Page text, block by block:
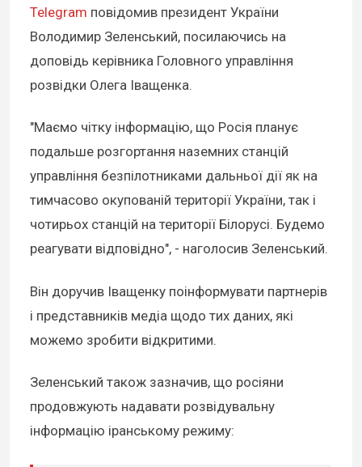
Telegram повідомив президент України
Володимир Зеленський, посилаючись на
доповідь керівника Головного управління
розвідки Олега Іващенка.
"Маємо чітку інформацію, що Росія планує
подальше розгортання наземних станцій
управління безпілотниками дальньої дії як на
тимчасово окупованій території України, так і
чотирьох станцій на території Білорусі. Будемо
реагувати відповідно", - наголосив Зеленський.
Він доручив Іващенку поінформувати партнерів
і представників медіа щодо тих даних, які
можемо зробити відкритими.
Зеленський також зазначив, що росіяни
продовжують надавати розвідувальну
інформацію іранському режиму: